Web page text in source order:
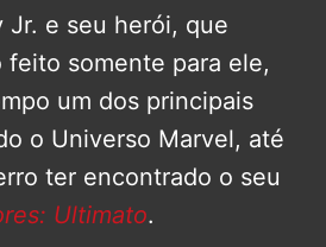
Jr. e seu herói, que
feito somente para ele,
um dos principais
o Universo Marvel, até
ter encontrado o seu
Ultimato.